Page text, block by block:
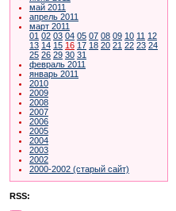
май 2011
апрель 2011
март 2011
01 02 03 04 05 07 08 09 10 11 12
13 14 15 16 17 18 20 21 22 23 24
25 26 29 30 31
февраль 2011
январь 2011
2010
2009
2008
2007
2006
2005
2004
2003
2002
2000-2002 (старый сайт)
RSS: